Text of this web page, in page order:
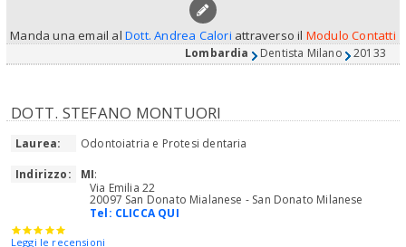
Manda una email alDott. Andrea Calori attraverso il Modulo Contatti
Lombardia Dentista Milano 20133
DOTT. STEFANO MONTUORI
Laurea:
Odontoiatria e Protesi dentaria
Indirizzo:
MI:
Via Emilia 22
20097 San Donato Mialanese - San Donato Milanese
Tel: CLICCA QUI
Leggi le recensioni